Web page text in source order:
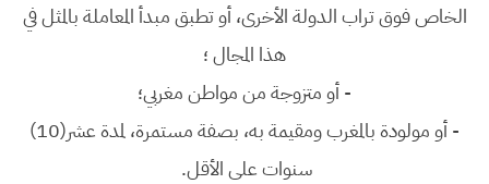
الخاص فوق تراب الدولة الأخرى، أو تطبق مبدأ المعاملة بالمثل في
هذا المجال ؛
-أو متزوجة من مواطن مغربي؛
-
أو مولودة بالمغرب ومقيمة به، بصفة مستمرة، لمدة عشر(10)
سنوات على الأقل.